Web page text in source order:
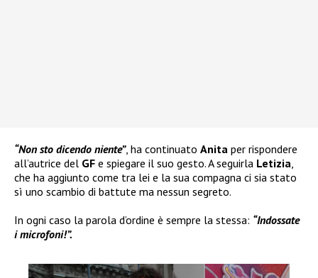
“Non sto dicendo niente”, ha continuato Anita per rispondere
all’autrice del GF e spiegare il suo gesto. A seguirla Letizia,
che ha aggiunto come tra lei e la sua compagna ci sia stato
sì uno scambio di battute ma nessun segreto.
In ogni caso la parola d’ordine è sempre la stessa: “Indossate
i microfoni!”.